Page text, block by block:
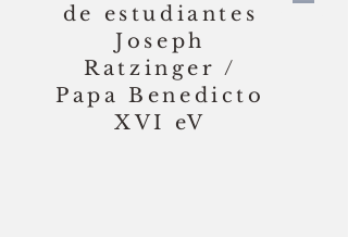
de estudiantes
Joseph
Ratzinger /
Papa Benedicto
XVI
eV